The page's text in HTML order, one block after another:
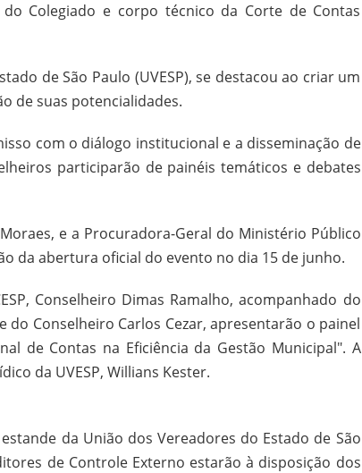
Colegiado e corpo técnico da Corte de Contas
de São Paulo (UVESP), se destacou ao criar um
de suas potencialidades.
com o diálogo institucional e a disseminação de
participarão de painéis temáticos e debates
e a Procuradora-Geral do Ministério Público
da abertura oficial do evento no dia 15 de junho.
Conselheiro Dimas Ramalho, acompanhado do
Conselheiro Carlos Cezar, apresentarão o painel
de Contas na Eficiência da Gestão Municipal". A
da UVESP, Willians Kester.
da União dos Vereadores do Estado de São
de Controle Externo estarão à disposição dos